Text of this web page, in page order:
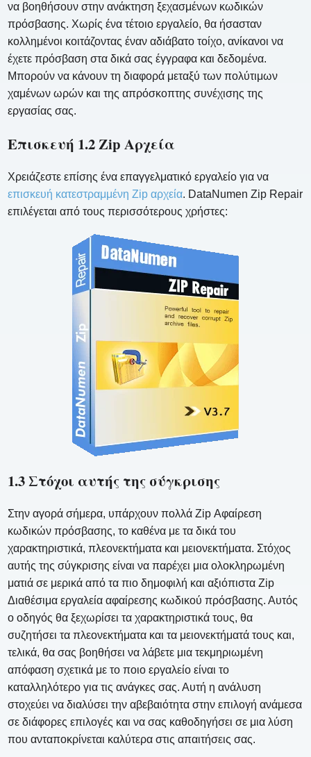
να βοηθήσουν στην ανάκτηση ξεχασμένων κωδικών
πρόσβασης. Χωρίς ένα τέτοιο εργαλείο, θα ήσασταν
κολλημένοι κοιτάζοντας έναν αδιάβατο τοίχο, ανίκανοι να
έχετε πρόσβαση στα δικά σας έγγραφα και δεδομένα.
Μπορούν να κάνουν τη διαφορά μεταξύ των πολύτιμων
χαμένων ωρών και της απρόσκοπτης συνέχισης της
εργασίας σας.
Επισκευή 1.2 Zip Aρχεία
Χρειάζεστε επίσης ένα επαγγελματικό εργαλείο για να
επισκευή κατεστραμμένη Zip αρχεία. DataNumen Zip Repair
επιλέγεται από τους περισσότερους χρήστες:
1.3 Στόχοι αυτής της σύγκρισης
Στην αγορά σήμερα, υπάρχουν πολλά Zip Αφαίρεση
κωδικών πρόσβασης, το καθένα με τα δικά του
χαρακτηριστικά, πλεονεκτήματα και μειονεκτήματα. Στόχος
αυτής της σύγκρισης είναι να παρέχει μια ολοκληρωμένη
ματιά σε μερικά από τα πιο δημοφιλή και αξιόπιστα Zip
Διαθέσιμα εργαλεία αφαίρεσης κωδικού πρόσβασης. Αυτός
ο οδηγός θα ξεχωρίσει τα χαρακτηριστικά τους, θα
συζητήσει τα πλεονεκτήματα και τα μειονεκτήματά τους και,
τελικά, θα σας βοηθήσει να λάβετε μια τεκμηριωμένη
απόφαση σχετικά με το ποιο εργαλείο είναι το
καταλληλότερο για τις ανάγκες σας. Αυτή η ανάλυση
στοχεύει να διαλύσει την αβεβαιότητα στην επιλογή ανάμεσα
σε διάφορες επιλογές και να σας καθοδηγήσει σε μια λύση
που ανταποκρίνεται καλύτερα στις απαιτήσεις σας.